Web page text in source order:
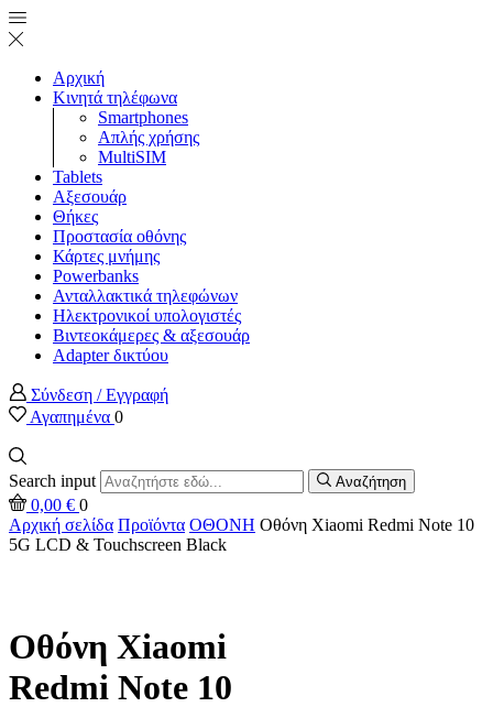
Αρχική
Κινητά τηλέφωνα
Smartphones
Απλής χρήσης
MultiSIM
Tablets
Αξεσουάρ
Θήκες
Προστασία οθόνης
Κάρτες μνήμης
Powerbanks
Ανταλλακτικά τηλεφώνων
Ηλεκτρονικοί υπολογιστές
Βιντεοκάμερες & αξεσουάρ
Adapter δικτύου
Σύνδεση / Εγγραφή
Αγαπημένα 0
Search input Αναζήτηση
0,00 € 0
Αρχική σελίδα Προϊόντα ΟΘΟΝΗ Οθόνη Xiaomi Redmi Note 10
5G LCD & Touchscreen Black
Οθόνη Xiaomi
Redmi Note 10